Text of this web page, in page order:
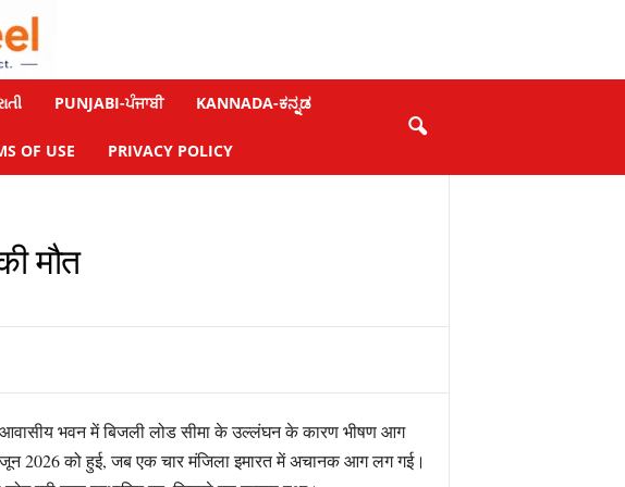
PUNJABI-ਪੰਜਾਬੀ KANNADA-ಕನ್ನಡ
OF USE PRIVACY POLICY
मौत
भवन में बिजली लोड सीमा के उल्लंघन के कारण भीषण आग
2026 को हुई, जब एक चार मंजिला इमारत में अचानक आग लग गई।